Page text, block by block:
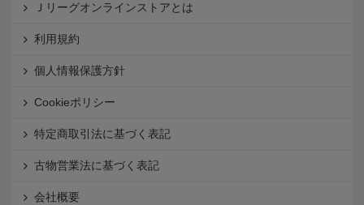
Ｊリーグオンラインストアとは
利用規約
個人情報保護方針
Cookieポリシー
特定商取引法に基づく表記
古物営業法に基づく表記
会社概要